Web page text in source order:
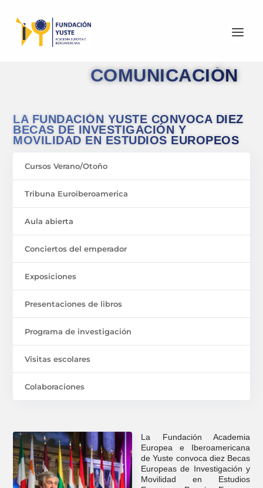
COMUNICACIÓN
LA FUNDACIÓN YUSTE CONVOCA DIEZ
BECAS DE INVESTIGACIÓN Y
MOVILIDAD EN ESTUDIOS EUROPEOS
Cursos Verano/Otoño
Tribuna Euroiberoamerica
Aula abierta
Conciertos del emperador
Exposiciones
Presentaciones de libros
Programa de investigación
Visitas escolares
Colaboraciones
La Fundación Academia
Europea e Iberoamericana
de Yuste convoca diez Becas
Europeas de Investigación y
Movilidad en Estudios